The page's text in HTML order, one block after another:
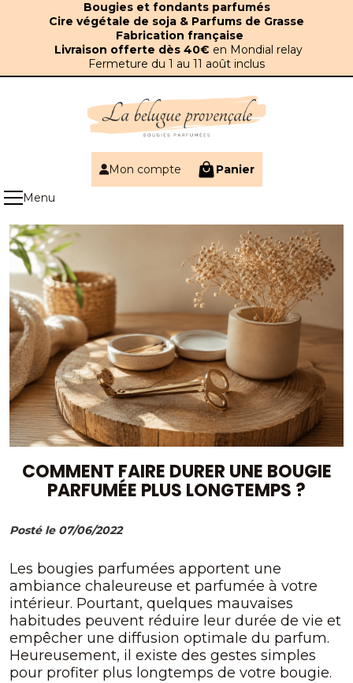
Bougies et fondants parfumés
Cire végétale de soja & Parfums de Grasse
Fabrication française
Livraison offerte dès 40€ en Mondial relay
Fermeture du 1 au 11 août inclus
Mon compte Panier
COMMENT FAIRE DURER UNE BOUGIE
PARFUMÉE PLUS LONGTEMPS ?
Posté le 07/06/2022
Les bougies parfumées apportent une
ambiance chaleureuse et parfumée à votre
intérieur. Pourtant, quelques mauvaises
habitudes peuvent réduire leur durée de vie et
empêcher une diffusion optimale du parfum.
Heureusement, il existe des gestes simples
pour profiter plus longtemps de votre bougie.
Panneau de gestion des cookies